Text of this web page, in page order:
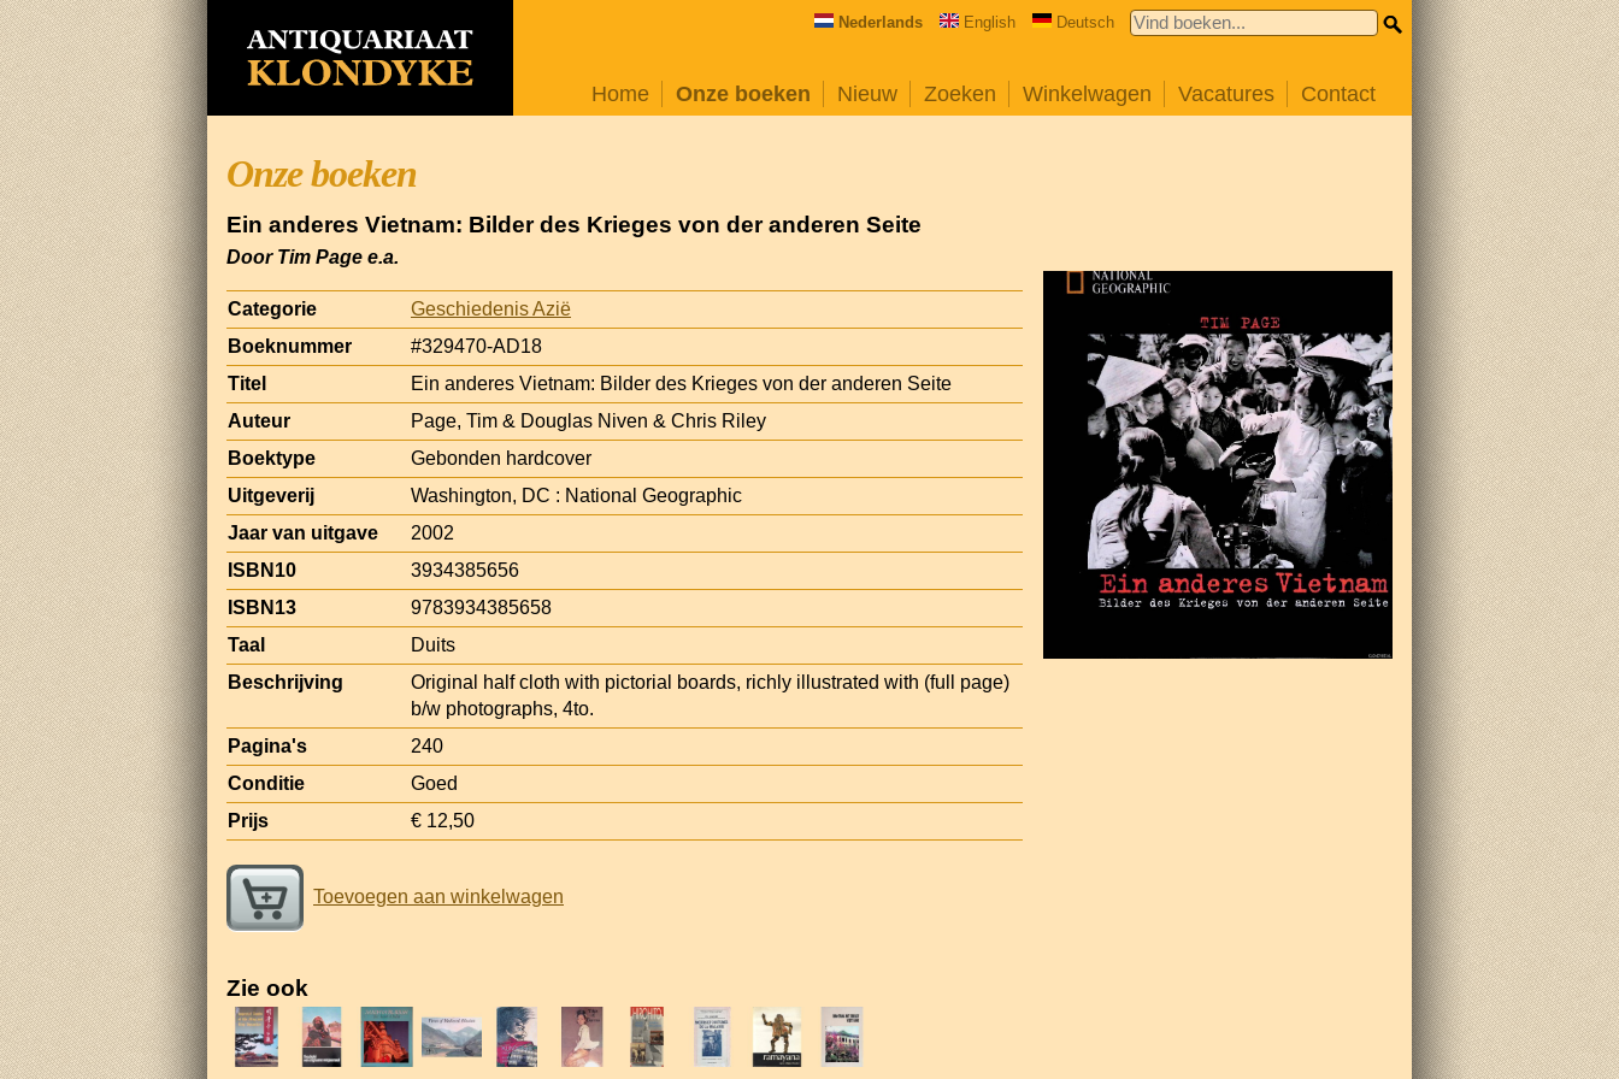
Nederlands English Deutsch
Home Onze boeken Nieuw Zoeken Winkelwagen Vacatures Contact
Onze boeken
Ein anderes Vietnam: Bilder des Krieges von der anderen Seite
Door Tim Page e.a.
Categorie
Geschiedenis Azië
Boeknummer
#329470-AD18
Titel
Ein anderes Vietnam: Bilder des Krieges von der anderen Seite
Auteur
Page, Tim & Douglas Niven & Chris Riley
Boektype
Gebonden hardcover
Uitgeverij
Washington, DC : National Geographic
Jaar van uitgave
2002
ISBN10
3934385656
ISBN13
9783934385658
Taal
Duits
Beschrijving
Original half cloth with pictorial boards, richly illustrated with (full page)
b/w photographs, 4to.
Pagina's
240
Conditie
Goed
Prijs
€ 12,50
Toevoegen aan winkelwagen
Zie ook